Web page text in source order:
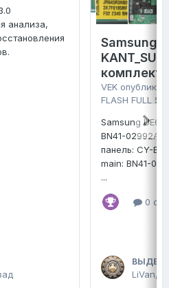
анализа,
Samsung
комплект
VEK
FLASH FULL
Samsung
BN41-02992A
панель: CY-
main: BN41-
...
0
LiVan,